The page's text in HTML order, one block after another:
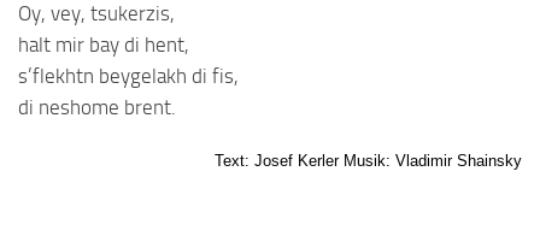
Oy, vey, tsukerzis,
halt mir bay di hent,
s’flekhtn beygelakh di fis,
di neshome brent.
Text: Josef Kerler Musik: Vladimir Shainsky